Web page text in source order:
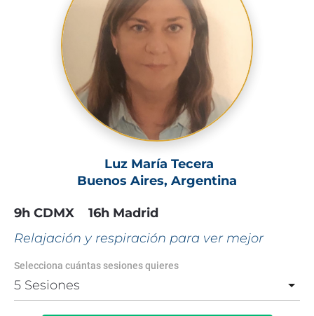
Luz María Tecera
Buenos Aires, Argentina
9h CDMX    16h Madrid
Relajación y respiración para ver mejor
Selecciona cuántas sesiones quieres